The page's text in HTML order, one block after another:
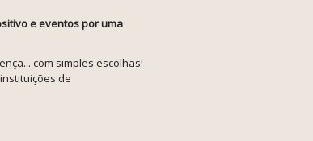
e eventos por uma
com simples escolhas!
de